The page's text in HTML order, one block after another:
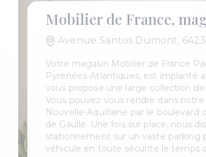
Mobilier de France,
Avenue Santos Dumont,
Votre magasin Mobilier de France
Pyrénées-Atlantiques, est implanté
vous propose une large collection
Vous pouvez vous rendre dans
Nouvelle-Aquitaine par le boulevard
de Gaulle. Une fois sur place, nous
stationnement sur un vaste parking
véhicule en toute sécurité le temps